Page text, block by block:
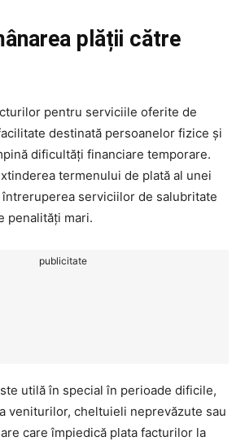
plății către
pentru serviciile oferite de
destinată persoanelor fizice și
dificultăți financiare temporare.
termenului de plată al unei
serviciilor de salubritate
penalități mari.
publicitate
utilă în special în perioade dificile,
veniturilor, cheltuieli neprevăzute sau
care împiedică plata facturilor la